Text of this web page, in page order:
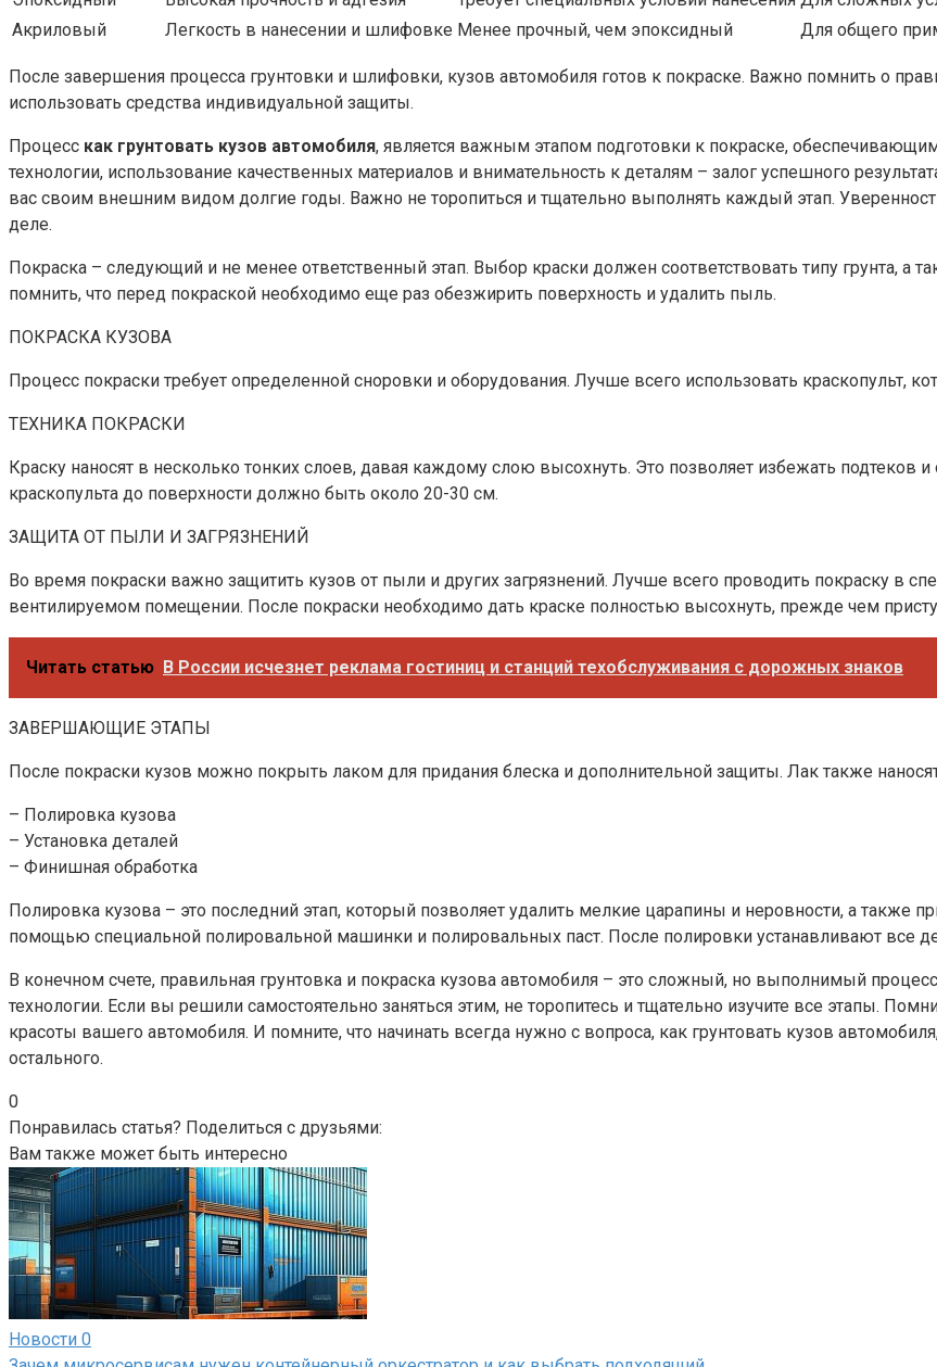
Акриловый
Легкость в нанесении и шлифовке Менее прочный, чем эпоксидный Для общего
После завершения процесса грунтовки и шлифовки, кузов автомобиля готов к покраске. Важно помнить о
использовать средства индивидуальной защиты.
Процесс как грунтовать кузов автомобиля, является важным этапом подготовки к покраске,
технологии, использование качественных материалов и внимательность к деталям – залог успешного
вас своим внешним видом долгие годы. Важно не торопиться и тщательно выполнять каждый этап.
деле.
Покраска – следующий и не менее ответственный этап. Выбор краски должен соответствовать типу грунта, а
помнить, что перед покраской необходимо еще раз обезжирить поверхность и удалить пыль.
ПОКРАСКА КУЗОВА
Процесс покраски требует определенной сноровки и оборудования. Лучше всего использовать краскопульт,
ТЕХНИКА ПОКРАСКИ
Краску наносят в несколько тонких слоев, давая каждому слою высохнуть. Это позволяет избежать подтеков
краскопульта до поверхности должно быть около 20-30 см.
ЗАЩИТА ОТ ПЫЛИ И ЗАГРЯЗНЕНИЙ
Во время покраски важно защитить кузов от пыли и других загрязнений. Лучше всего проводить покраску в
вентилируемом помещении. После покраски необходимо дать краске полностью высохнуть, прежде чем
Читать статью В России исчезнет реклама гостиниц и станций техобслуживания с дорожных знаков
ЗАВЕРШАЮЩИЕ ЭТАПЫ
После покраски кузов можно покрыть лаком для придания блеска и дополнительной защиты. Лак также
– Полировка кузова
– Установка деталей
– Финишная обработка
Полировка кузова – это последний этап, который позволяет удалить мелкие царапины и неровности, а также
помощью специальной полировальной машинки и полировальных паст. После полировки устанавливают все
В конечном счете, правильная грунтовка и покраска кузова автомобиля – это сложный, но выполнимый
технологии. Если вы решили самостоятельно заняться этим, не торопитесь и тщательно изучите все этапы.
красоты вашего автомобиля. И помните, что начинать всегда нужно с вопроса, как грунтовать кузов
остального.
0
Понравилась статья? Поделиться с друзьями:
Вам также может быть интересно
Новости 0